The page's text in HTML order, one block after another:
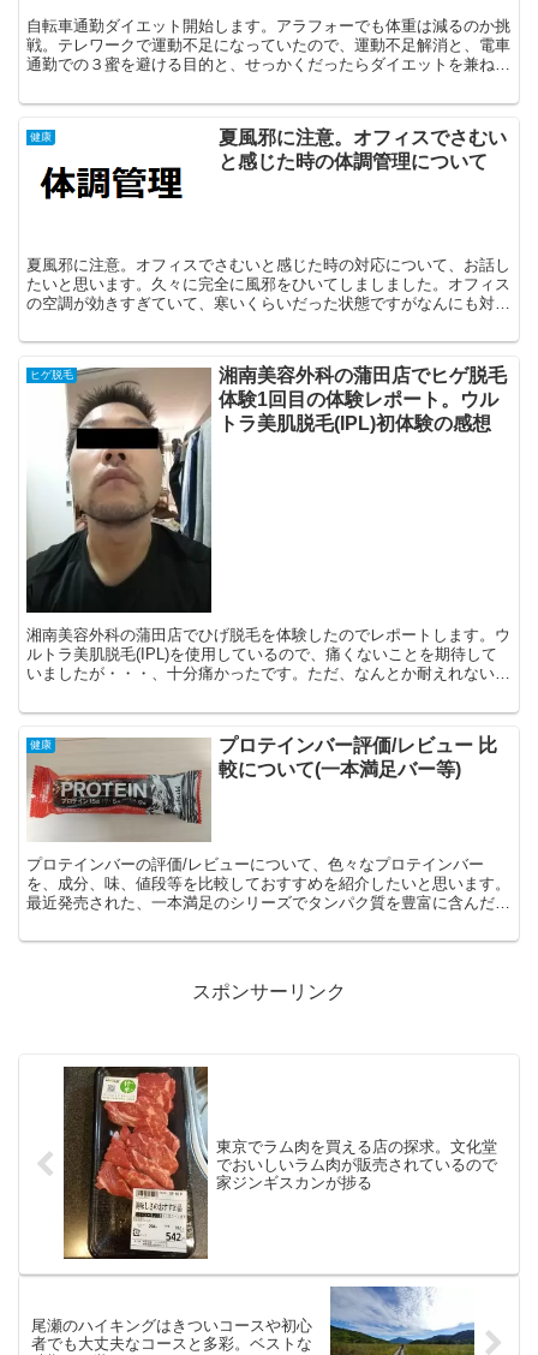
自転車通勤ダイエット開始します。アラフォーでも体重は減るのか挑
戦。テレワークで運動不足になっていたので、運動不足解消と、電車
通勤での３蜜を避ける目的と、せっかくだったらダイエットを兼ね
健康
夏風邪に注意。オフィスでさむい
と感じた時の体調管理について
夏風邪に注意。オフィスでさむいと感じた時の対応について、お話し
たいと思います。久々に完全に風邪をひいてしましました。オフィス
の空調が効きすぎていて、寒いくらいだった状態ですがなんにも対策
ヒゲ脱毛
湘南美容外科の蒲田店でヒゲ脱毛
体験1回目の体験レポート。ウル
トラ美肌脱毛(IPL)初体験の感想
湘南美容外科の蒲田店でひげ脱毛を体験したのでレポートします。ウ
ルトラ美肌脱毛(IPL)を使用しているので、痛くないことを期待して
いましたが・・・、十分痛かったです。ただ、なんとか耐えれないこ
健康
プロテインバー評価/レビュー 比
較について(一本満足バー等)
プロテインバーの評価/レビューについて、色々なプロテインバー
を、成分、味、値段等を比較しておすすめを紹介したいと思います。
最近発売された、一本満足のシリーズでタンパク質を豊富に含んだ、
スポンサーリンク
東京でラム肉を買える店の探求。文化堂
でおいしいラム肉が販売されているので
家ジンギスカンが捗る
尾瀬のハイキングはきついコースや初心
者でも大丈夫なコースと多彩。ベストな